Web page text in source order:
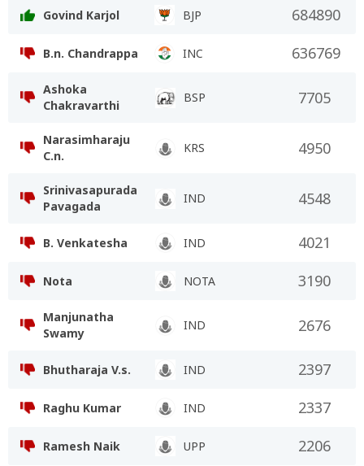
Govind Karjol BJP 684890
B.n. Chandrappa INC 636769
Ashoka
Chakravarthi
BSP 7705
Narasimharaju
C.n.
KRS 4950
Srinivasapurada
Pavagada
IND 4548
B. Venkatesha IND 4021
Nota NOTA 3190
Manjunatha
Swamy
IND 2676
Bhutharaja V.s. IND 2397
Raghu Kumar IND 2337
Ramesh Naik UPP 2206